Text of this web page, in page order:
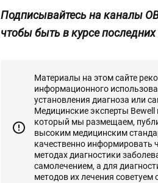
Подписывайтесь на каналы
чтобы быть в курсе
Материалы на этом сайте
информационного
установления диагноза или
Медицинские эксперты Bewell
который мы размещаем,
высоким медицинским
качественно информировать
методах диагностики
самолечением, а для
методов их лечения